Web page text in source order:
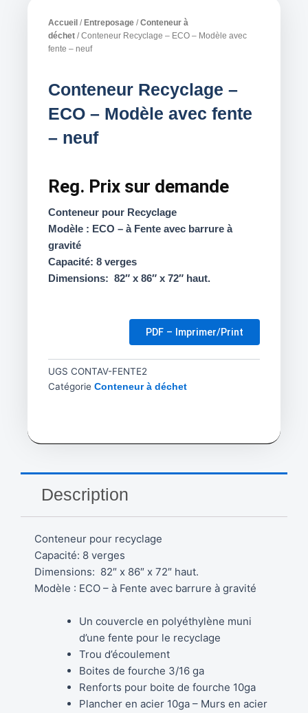
Accueil /Entreposage /Conteneur à
déchet / Conteneur Recyclage – ECO – Modèle avec
fente – neuf
Conteneur Recyclage –
ECO – Modèle avec fente
– neuf
Reg. Prix sur demande
Conteneur pour Recyclage
Modèle : ECO – à Fente avec barrure à
gravité
Capacité: 8 verges
Dimensions: 82″ x 86″ x 72″ haut.
PDF – Imprimer/Print
UGS CONTAV-FENTE2
Catégorie Conteneur à déchet
Description
Conteneur pour recyclage
Capacité: 8 verges
Dimensions: 82″ x 86″ x 72″ haut.
Modèle : ECO – à Fente avec barrure à gravité
Un couvercle en polyéthylène muni
d’une fente pour le recyclage
Trou d’écoulement
Boites de fourche 3/16 ga
Renforts pour boite de fourche 10ga
Plancher en acier 10ga – Murs en acier